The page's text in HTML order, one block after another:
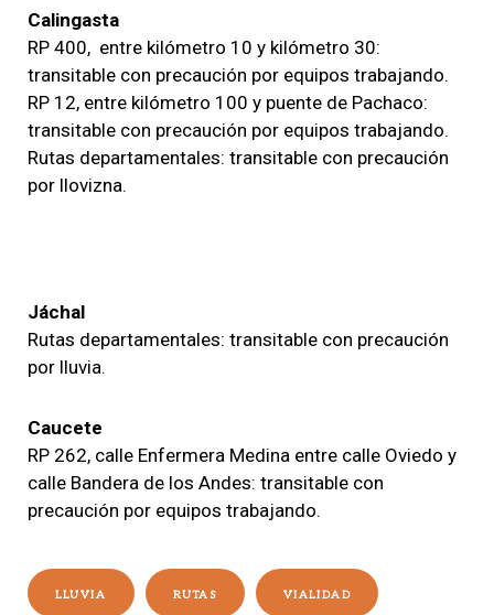
Calingasta
RP 400, entre kilómetro 10 y kilómetro 30:
transitable con precaución por equipos trabajando.
RP 12, entre kilómetro 100 y puente de Pachaco:
transitable con precaución por equipos trabajando.
Rutas departamentales: transitable con precaución
por llovizna.
Jáchal
Rutas departamentales: transitable con precaución
por lluvia.
Caucete
RP 262, calle Enfermera Medina entre calle Oviedo y
calle Bandera de los Andes: transitable con
precaución por equipos trabajando.
LLUVIA RUTAS VIALIDAD